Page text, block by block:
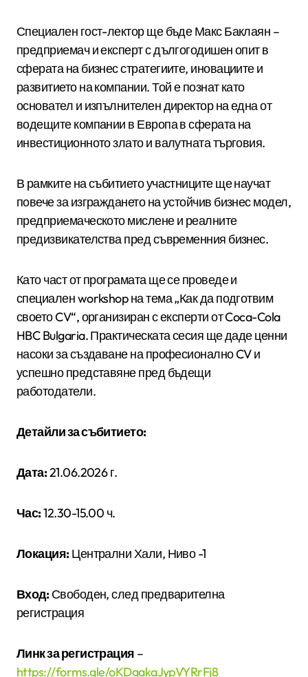
Специален гост-лектор ще бъде Макс Баклаян –
предприемач и експерт с дългогодишен опит в
сферата на бизнес стратегиите, иновациите и
развитието на компании. Той е познат като
основател и изпълнителен директор на една от
водещите компании в Европа в сферата на
инвестиционното злато и валутната търговия.
В рамките на събитието участниците ще научат
повече за изграждането на устойчив бизнес модел,
предприемаческото мислене и реалните
предизвикателства пред съвременния бизнес.
Като част от програмата ще се проведе и
специален workshop на тема „Как да подготвим
своето CV“, организиран с експерти от Coca-Cola
HBC Bulgaria. Практическата сесия ще даде ценни
насоки за създаване на професионално CV и
успешно представяне пред бъдещи
работодатели.
Детайли за събитието:
Дата:21.06.2026 г.
Час:12.30-15.00 ч.
Локация:Централни Хали, Ниво -1
Вход:Свободен, след предварителна
регистрация
Линк за регистрация –
https://forms.gle/oKDgakaJypVYRrFj8